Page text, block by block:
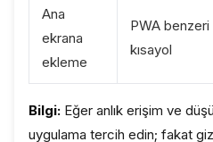
Ana
ekrana
ekleme
PWA benzeri
kısayol
Bilgi: Eğer anlık erişim ve
uygulama tercih edin; fakat